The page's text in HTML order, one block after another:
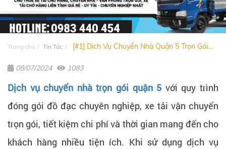
Trang chủ Tin Tức [#1] Dịch Vụ Chuyển Nhà Quận 5 Trọn Gói...
08/07/2024 1083
Dịch vụ chuyển nhà trọn gói quận 5 với quy trình
đóng gói đồ đạc chuyên nghiệp, xe tải vận chuyển
trọn gói, tiết kiệm chi phí và thời gian mang đến cho
khách hàng nhiều tiện ích. Khi sử dụng dịch vụ